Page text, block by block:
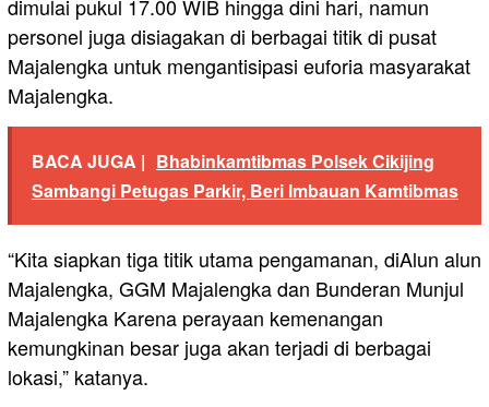
dimulai pukul 17.00 WIB hingga dini hari, namun
personel juga disiagakan di berbagai titik di pusat
Majalengka untuk mengantisipasi euforia masyarakat
Majalengka.
BACA JUGA | Bhabinkamtibmas Polsek Cikijing
Sambangi Petugas Parkir, Beri Imbauan Kamtibmas
“Kita siapkan tiga titik utama pengamanan, diAlun alun
Majalengka, GGM Majalengka dan Bunderan Munjul
Majalengka Karena perayaan kemenangan
kemungkinan besar juga akan terjadi di berbagai
lokasi,” katanya.